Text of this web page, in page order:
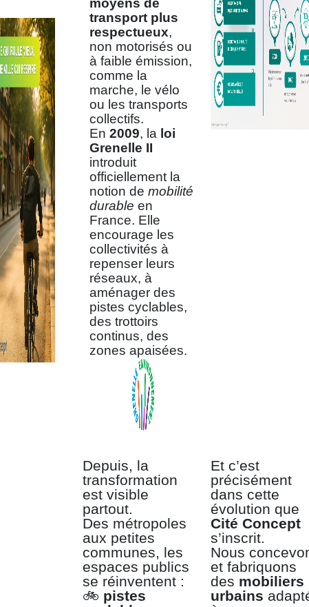
moyens de
transport plus
respectueux,
non motorisés ou
à faible émission,
comme la
marche, le vélo
ou les transports
collectifs.
En 2009, la loi
Grenelle II
introduit
officiellement la
notion de mobilité
durable en
France. Elle
encourage les
collectivités à
repenser leurs
réseaux, à
aménager des
pistes cyclables,
des trottoirs
continus, des
zones apaisées.
Depuis, la
transformation
est visible
partout.
Des métropoles
aux petites
communes, les
espaces publics
se réinventent :
🚲 pistes
Et c’est
précisément
dans cette
évolution que
Cité Concept
s’inscrit.
Nous
et fabriquons
des mobiliers
urbains